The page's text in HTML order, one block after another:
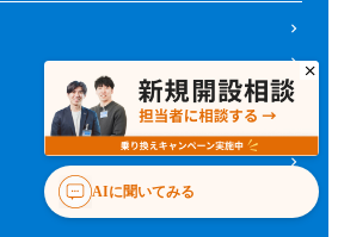
AIに聞いてみる